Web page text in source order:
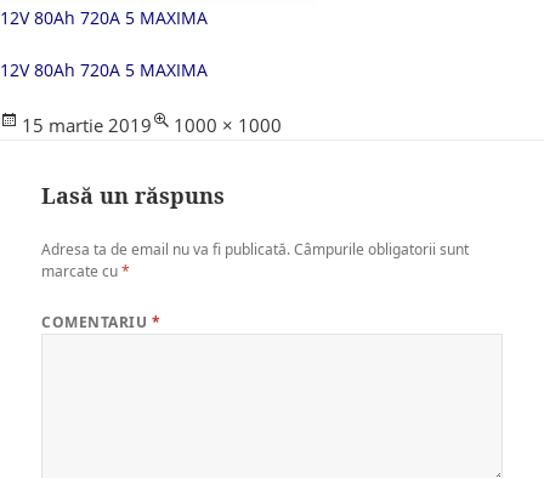
12V 80Ah 720A 5 MAXIMA
12V 80Ah 720A 5 MAXIMA
Posted
15 martie 2019
Full
1000 × 1000
Lasă un răspuns
Adresa ta de email nu va fi publicată. Câmpurile obligatorii sunt
marcate cu*
COMENTARIU *